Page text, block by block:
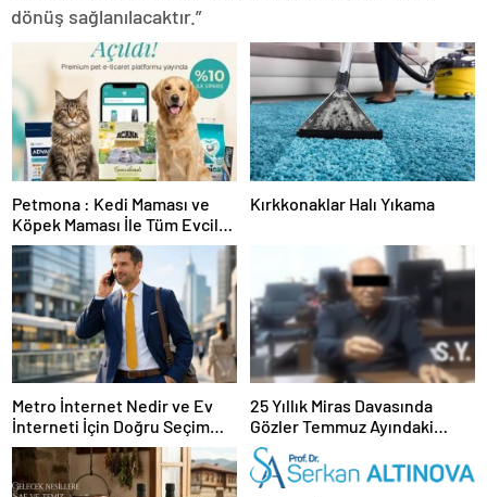
dönüş sağlanılacaktır.”
Petmona : Kedi Maması ve
Köpek Maması İle Tüm Evcil
Hayvan Ürünleri
Kırkkonaklar Halı Yıkama
Metro İnternet Nedir ve Ev
İnterneti İçin Doğru Seçim
Nasıl Yapılır
25 Yıllık Miras Davasında
Gözler Temmuz Ayındaki
Karar Duruşmasına Çevrildi